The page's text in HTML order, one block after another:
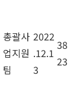
총괄사
업지원
팀
2022
.12.1
3
38
23